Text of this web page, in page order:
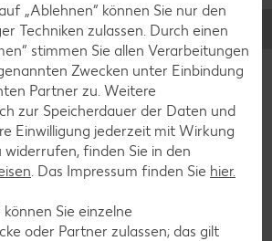
muss nicht automatisch auf
verzichten. Ob süß oder herzhaft –
Rezepten zauberst du dir Gerichte,
sondern auch richtig lecker sind.
Rezepte entdecken
„Ablehnen“ können Sie nur den
Techniken zulassen. Durch einen
stimmen Sie allen Verarbeitungen
Zwecken unter Einbindung
Partner zu. Weitere
zur Speicherdauer der Daten und
Einwilligung jederzeit mit Wirkung
finden Sie in den
. Das Impressum finden Sie hier.
Sie einzelne
oder Partner zulassen; das gilt